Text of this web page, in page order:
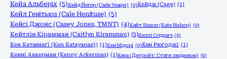
Кейа Альберіх (5)Кейд Йегер (Cade Yeager) (0)Кейдж (Cage) (1)
Кейл Генітьюз (Cale Henituse) (5)
Кейсі Джонс (Casey Jones, TMNT) (4)Кейт Бішоп (Kate Bishop) (0)
Кейтлін Кірамман (Caitlyn Kiramman) (3)Келлі Олдрич (0)
Кен Катаянаґі (Ken Katayanagi) (1)Кен Мідорі (0)Кен Рюґоджі (1)
Кенні Аккерман (Kenny Ackerman) (1)Кера (Детройт: Стати людиною) (0)